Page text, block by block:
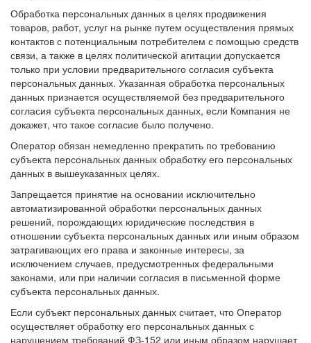
Обработка персональных данных в целях продвижения
товаров, работ, услуг на рынке путем осуществления прямых
контактов с потенциальным потребителем с помощью средств
связи, а также в целях политической агитации допускается
только при условии предварительного согласия субъекта
персональных данных. Указанная обработка персональных
данных признается осуществляемой без предварительного
согласия субъекта персональных данных, если Компания не
докажет, что такое согласие было получено.
Оператор обязан немедленно прекратить по требованию
субъекта персональных данных обработку его персональных
данных в вышеуказанных целях.
Запрещается принятие на основании исключительно
автоматизированной обработки персональных данных
решений, порождающих юридические последствия в
отношении субъекта персональных данных или иным образом
затрагивающих его права и законные интересы, за
исключением случаев, предусмотренных федеральными
законами, или при наличии согласия в письменной форме
субъекта персональных данных.
Если субъект персональных данных считает, что Оператор
осуществляет обработку его персональных данных с
нарушением требований ФЗ-152 или иным образом нарушает